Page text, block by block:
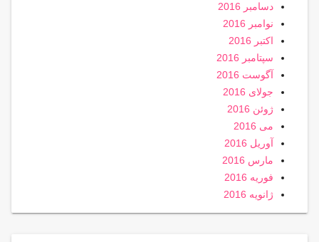
دسامبر 2016
نوامبر 2016
اکتبر 2016
سپتامبر 2016
آگوست 2016
جولای 2016
ژوئن 2016
می 2016
آوریل 2016
مارس 2016
فوریه 2016
ژانویه 2016